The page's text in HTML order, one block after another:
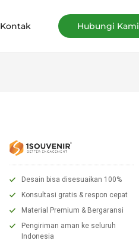
Kontak Hubungi Kami
Desain bisa disesuaikan 100%
Konsultasi gratis & respon cepat
Material Premium & Bergaransi
Pengiriman aman ke seluruh
Indonesia